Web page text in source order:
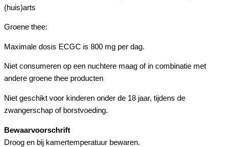
(huis)arts
Groene thee:
Maximale dosis ECGC is 800 mg per dag.
Niet consumeren op een nuchtere maag of in combinatie met
andere groene thee producten
Niet geschikt voor kinderen onder de 18 jaar, tijdens de
zwangerschap of borstvoeding.
Bewaarvoorschrift
Droog en bij kamertemperatuur bewaren.